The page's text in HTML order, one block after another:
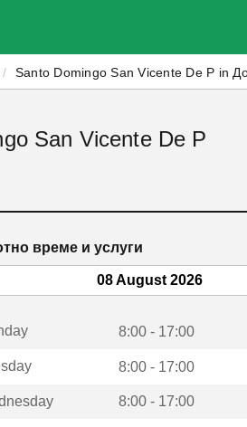
/ Santo Domingo San Vicente De P in
San Vicente De P
време и услуги
08 August 2026
8:00 - 17:00
8:00 - 17:00
8:00 - 17:00